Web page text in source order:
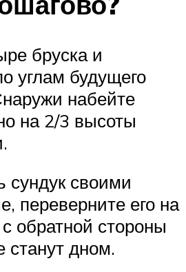
бруска и
углам будущего
набейте
на 2/3 высоты
сундук своими
переверните его на
обратной стороны
станут дном.